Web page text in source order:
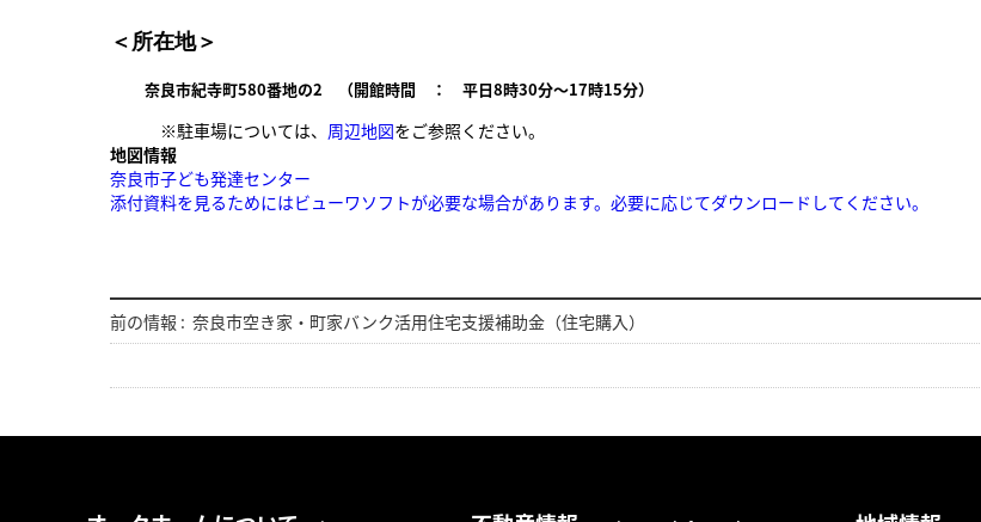
＜所在地＞
奈良市紀寺町580番地の2 （開館時間 ： 平日8時30分～17時15分）
※駐車場については、 周辺地図をご参照ください。
地図情報
奈良市子ども発達センター
添付資料を見るためにはビューワソフトが必要な場合があります。必要に応じてダウンロードしてください。
前の情報 : 奈良市空き家・町家バンク活用住宅支援補助金（住宅購入）